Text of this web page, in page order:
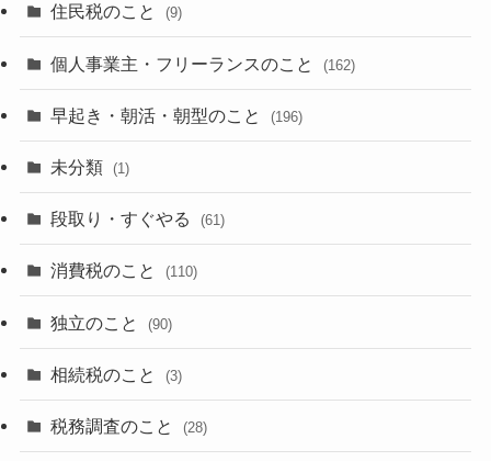
住民税のこと (9)
個人事業主・フリーランスのこと (162)
早起き・朝活・朝型のこと (196)
未分類 (1)
段取り・すぐやる (61)
消費税のこと (110)
独立のこと (90)
相続税のこと (3)
税務調査のこと (28)